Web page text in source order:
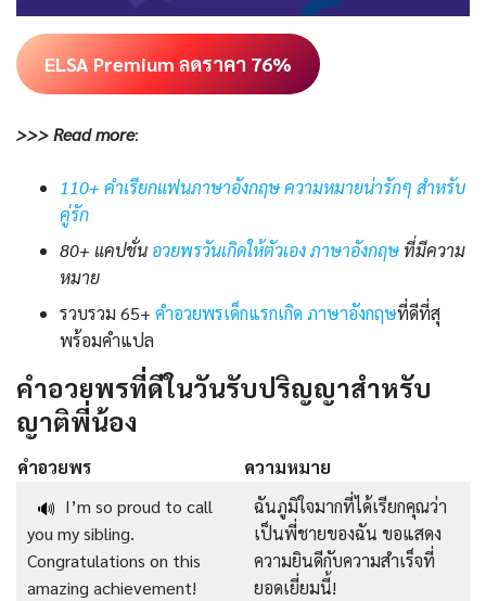
ELSA Premium ลดราคา 76%
>>> Read more:
110+ คำเรียกแฟนภาษาอังกฤษ ความหมายน่ารักๆ สำหรับ
คู่รัก
80+ แคปชั่น อวยพรวันเกิดให้ตัวเอง ภาษาอังกฤษ ที่มีความ
หมาย
รวบรวม 65+ คําอวยพรเด็กแรกเกิด ภาษาอังกฤษที่ดีที่สุ
พร้อมคำแปล
คำอวยพรที่ดีในวันรับปริญญาสำหรับ
ญาติพี่น้อง
คำอวยพร
ความหมาย
🔊 I’m so proud to call
you my sibling.
Congratulations on this
amazing achievement!
ฉันภูมิใจมากที่ได้เรียกคุณว่า
เป็นพี่ชายของฉัน ขอแสดง
ความยินดีกับความสำเร็จที่
ยอดเยี่ยมนี้!